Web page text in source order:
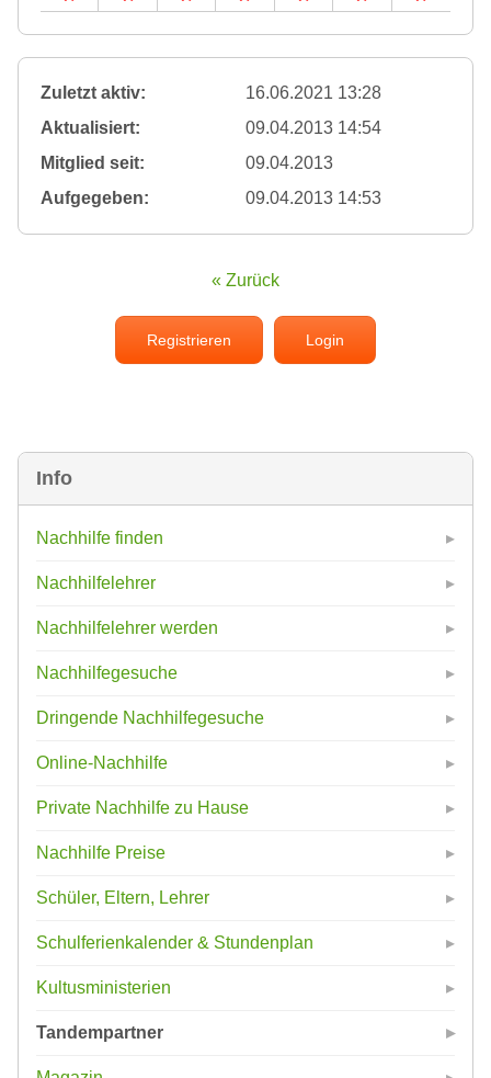
Info
Nachhilfe finden
Nachhilfelehrer
Nachhilfelehrer werden
Nachhilfegesuche
Dringende Nachhilfegesuche
Online-Nachhilfe
Private Nachhilfe zu Hause
Nachhilfe Preise
Schüler, Eltern, Lehrer
Schulferienkalender & Stundenplan
Kultusministerien
Tandempartner
Zuletzt aktiv:
16.06.2021 13:28
Aktualisiert:
09.04.2013 14:54
Mitglied seit:
09.04.2013
Aufgegeben:
09.04.2013 14:53
« Zurück
Registrieren Login